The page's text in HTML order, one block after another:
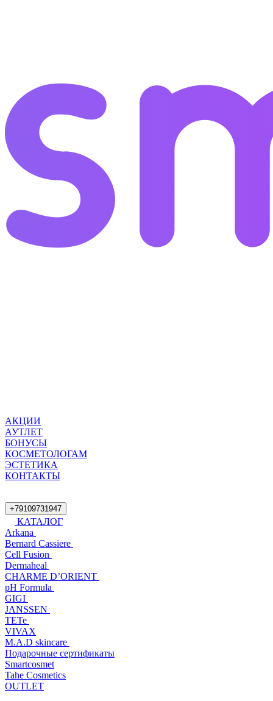
АКЦИИ
АУТЛЕТ
БОНУСЫ
КОСМЕТОЛОГАМ
ЭСТЕТИКА
КОНТАКТЫ
+79109731947
КАТАЛОГ
Arkana
Bernard Cassiere
Cell Fusion
Dermaheal
CHARME D’ORIENT
pH Formula
GIGI
JANSSEN
TETe
VIVAX
M.A.D skincare
Подарочные сертификаты
Smartcosmet
Tahe Cosmetics
OUTLET